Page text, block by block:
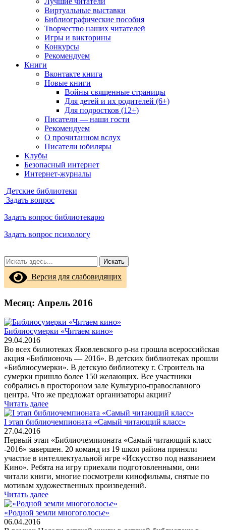
Виртуальные выставки
Библиографические пособия
Творчество наших читателей
Игры и викторины
Конкурсы
Рекомендуем
Книги
Вконтакте книга
Новые книги
Войны священные страницы
Для детей и их родителей (6+)
Для подростков (12+)
Писатели — наши гости
Рекомендуем
О прочитанном вслух
Писатели юбиляры
Клубы
Безопасный интернет
Интернет-журналы
Детские библиотеки
Задать вопрос
Задать вопрос библиотекарю
Задать вопрос психологу
Искать
Версия для слабовидящих
Месяц: Апрель 2016
Библиосумерки «Читаем кино»
29.04.2016
Во всех билиотеках Яковлевского р-на прошла всероссийская
акция «Библионочь — 2016». В детских библиотеках прошли
«Библиосумерки». В детскую библиотеку г. Строитель на
сумерки пришло более 150 желающих. Все участники
собрались в простороном зале Культурно-православного
центра. Что же предложат организаторы акции?
Читать далее
I этап библиочемпионата «Самый читающий класс»
27.04.2016
Первый этап «Библиочемпионата «Самый читающий класс
-2016» завершен. 20 команд из 19 школ района приняли
участие в интеллектуальной игре «Искусство под названием
Кино». Ребята на игру приехали подготовленными, они
читали книги, многие посмотрели кинофильмы, снятые по
мотивам художественных произведений.
Читать далее
«Родной земли многоголосье»
06.04.2016